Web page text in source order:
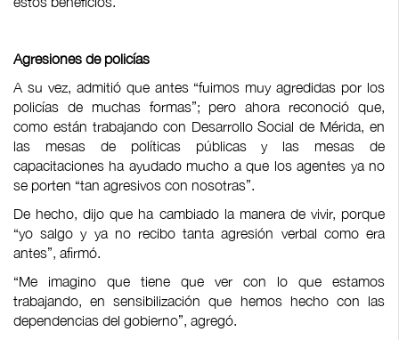
Agresiones de policías
A su vez, admitió que antes “fuimos muy agredidas por los
policías de muchas formas”; pero ahora reconoció que,
como están trabajando con Desarrollo Social de Mérida, en
las mesas de políticas públicas y las mesas de
capacitaciones ha ayudado mucho a que los agentes ya no
se porten “tan agresivos con nosotras”.
De hecho, dijo que ha cambiado la manera de vivir, porque
“yo salgo y ya no recibo tanta agresión verbal como era
antes”, afirmó.
“Me imagino que tiene que ver con lo que estamos
trabajando, en sensibilización que hemos hecho con las
dependencias del gobierno”, agregó.